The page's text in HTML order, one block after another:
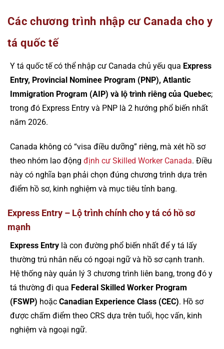
Các chương trình nhập cư Canada cho y
tá quốc tế
Y tá quốc tế có thể nhập cư Canada chủ yếu qua Express
Entry, Provincial Nominee Program (PNP), Atlantic
Immigration Program (AIP) và lộ trình riêng của Quebec;
trong đó Express Entry và PNP là 2 hướng phổ biến nhất
năm 2026.
Canada không có “visa điều dưỡng” riêng, mà xét hồ sơ
theo nhóm lao động định cư Skilled Worker Canada. Điều
này có nghĩa bạn phải chọn đúng chương trình dựa trên
điểm hồ sơ, kinh nghiệm và mục tiêu tỉnh bang.
Express Entry – Lộ trình chính cho y tá có hồ sơ
mạnh
Express Entry là con đường phổ biến nhất để y tá lấy
thường trú nhân nếu có ngoại ngữ và hồ sơ cạnh tranh.
Hệ thống này quản lý 3 chương trình liên bang, trong đó y
tá thường đi qua Federal Skilled Worker Program
(FSWP) hoặc Canadian Experience Class (CEC). Hồ sơ
được chấm điểm theo CRS dựa trên tuổi, học vấn, kinh
nghiệm và ngoại ngữ.